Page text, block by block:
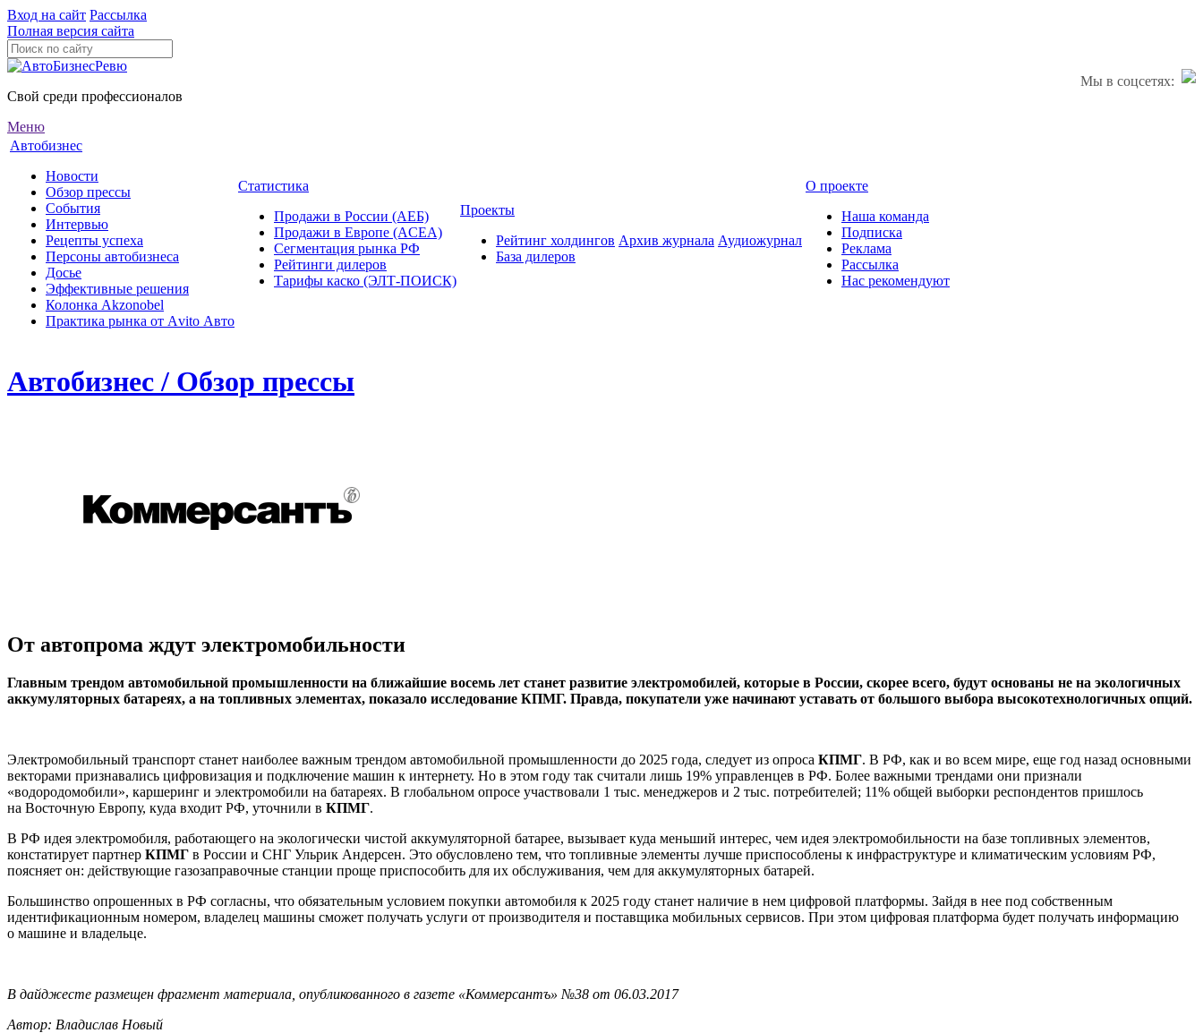
Вход на сайт Рассылка
Полная версия сайта
Мы в соцсетях:
Свой среди профессионалов
Меню
Автобизнес
Новости
Обзор прессы
События
Интервью
Рецепты успеха
Персоны автобизнеса
Досье
Эффективные решения
Колонка Akzonobel
Практика рынка от Аvito Авто
Статистика
Продажи в России (АЕБ)
Продажи в Европе (ACEA)
Сегментация рынка РФ
Рейтинги дилеров
Тарифы каско (ЭЛТ-ПОИСК)
Проекты
Рейтинг холдингов
База дилеров
Архив журнала Аудиожурнал
О проекте
Наша команда
Подписка
Реклама
Рассылка
Нас рекомендуют
Автобизнес / Обзор прессы
От автопрома ждут электромобильности
Главным трендом автомобильной промышленности на ближайшие восемь лет станет развитие электромобилей, которые в России, скорее всего, будут основаны не на экологичных
аккумуляторных батареях, а на топливных элементах, показало исследование КПМГ. Правда, покупатели уже начинают уставать от большого выбора высокотехнологичных опций.
Электромобильный транспорт станет наиболее важным трендом автомобильной промышленности до 2025 года, следует из опроса КПМГ. В РФ, как и во всем мире, еще год назад основными
векторами признавались цифровизация и подключение машин к интернету. Но в этом году так считали лишь 19% управленцев в РФ. Более важными трендами они признали
«водородомобили», каршеринг и электромобили на батареях. В глобальном опросе участвовали 1 тыс. менеджеров и 2 тыс. потребителей; 11% общей выборки респондентов пришлось
на Восточную Европу, куда входит РФ, уточнили в КПМГ.
В РФ идея электромобиля, работающего на экологически чистой аккумуляторной батарее, вызывает куда меньший интерес, чем идея электромобильности на базе топливных элементов,
констатирует партнер КПМГ в России и СНГ Ульрик Андерсен. Это обусловлено тем, что топливные элементы лучше приспособлены к инфраструктуре и климатическим условиям РФ,
поясняет он: действующие газозаправочные станции проще приспособить для их обслуживания, чем для аккумуляторных батарей.
Большинство опрошенных в РФ согласны, что обязательным условием покупки автомобиля к 2025 году станет наличие в нем цифровой платформы. Зайдя в нее под собственным
идентификационным номером, владелец машины сможет получать услуги от производителя и поставщика мобильных сервисов. При этом цифровая платформа будет получать информацию
о машине и владельце.
В дайджесте размещен фрагмент материала, опубликованного в газете «Коммерсантъ» №38 от 06.03.2017
Автор: Владислав Новый